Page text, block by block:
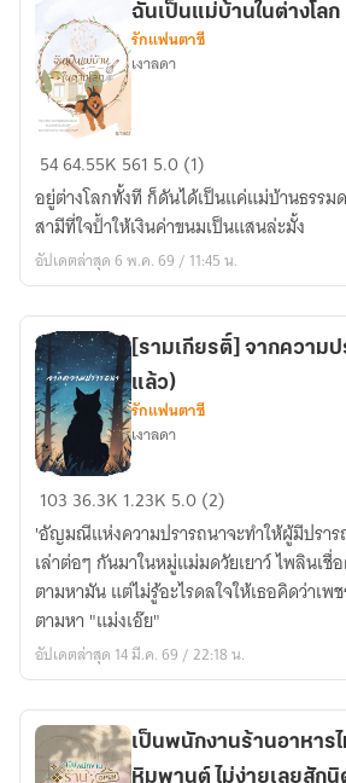
ช้า
แต่
จะ
เปิด
ตอน
จน
จบ
ค่ะ)
ฉัน
เป็น
แม่
บ้าน
ใน
โลก
(END)
ฉันเป็นแม่บ้านในต่างโลก
รักแฟนตาซี
เงาลดา
5464.55K 561 5.0 (1)
อยู่ต่างโลกทั้งที ก็ดันได้เป็นแค่แม่บ้านธรรม
สามีที่ใจป้ำให้เงินค่าขนมเป็นแสนล่ะมั้ง
อัปเดตล่าสุด 6 พ.ค. 69 / 11:45 น.
[รามเกียรติ์]
จาก
ความ
ปรารถนา
(จบ
แล้ว)
[รามเกียรติ์] จากความ
แล้ว)
รักแฟนตาซี
เงาลดา
103 36.3K 1.23K 5.0 (2)
'อัญมณีแห่งความปรารถนาจะทำให้ผู้มีปรารถนาสม
เล่าต่อๆ กันมาในหมู่แม่มดวัยเยาว์ ไพลินเชื่
ตามหามัน แต่ไม่รู้อะไรดลใจให้เธอคิดว่า
ตามหา "แม่งเอ๊ย"
อัปเดตล่าสุด 14 มี.ค. 69 / 22:18 น.
เป็นพนักงานร้านอาหาร
หิมพานต์ ไม่ง่ายเลยสักนิ